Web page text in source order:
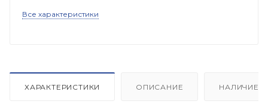
Все характеристики
ХАРАКТЕРИСТИКИ ОПИСАНИЕ НАЛИЧИЕ